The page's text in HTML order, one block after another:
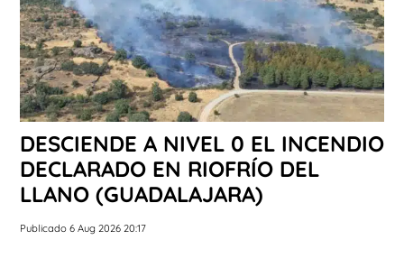
DESCIENDE A NIVEL 0 EL INCENDIO
DECLARADO EN RIOFRÍO DEL
LLANO (GUADALAJARA)
Publicado 6 Aug 2026 20:17